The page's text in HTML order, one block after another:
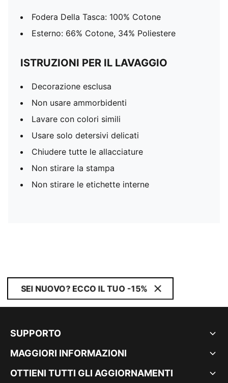
Fodera Della Tasca: 100% Cotone
Esterno: 66% Cotone, 34% Poliestere
ISTRUZIONI PER IL LAVAGGIO
Decorazione esclusa
Non usare ammorbidenti
Lavare con colori simili
Usare solo detersivi delicati
Chiudere tutte le allacciature
Non stirare la stampa
Non stirare le etichette interne
SEI NUOVO? ECCO IL TUO -15%
SUPPORTO
MAGGIORI INFORMAZIONI
OTTIENI TUTTI GLI AGGIORNAMENTI